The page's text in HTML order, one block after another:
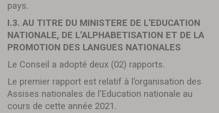
pays.
I.3. AU TITRE DU MINISTERE DE L’EDUCATION
NATIONALE, DE L’ALPHABETISATION ET DE LA
PROMOTION DES LANGUES NATIONALES
Le Conseil a adopté deux (02) rapports.
Le premier rapport est relatif à l’organisation des
Assises nationales de l’Education nationale au
cours de cette année 2021.